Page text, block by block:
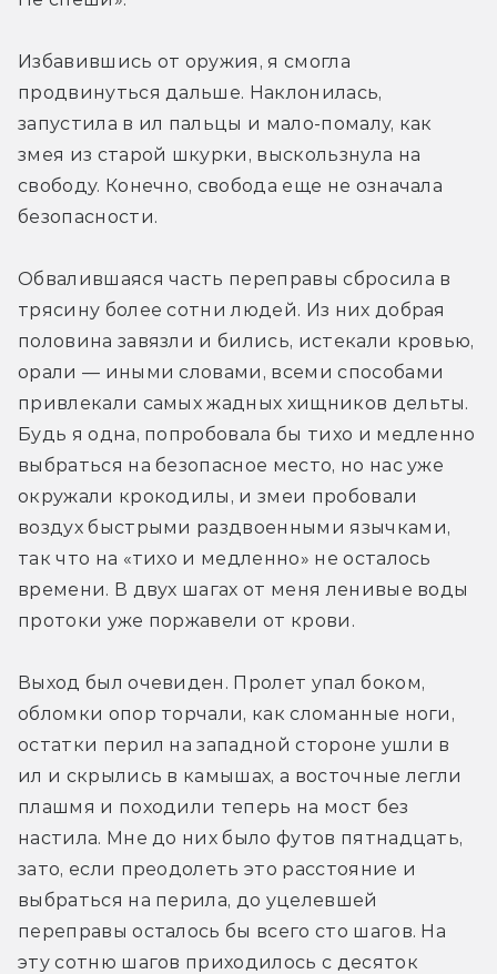
Избавившись от оружия, я смогла
продвинуться дальше. Наклонилась,
запустила в ил пальцы и мало-помалу, как
змея из старой шкурки, выскользнула на
свободу. Конечно, свобода еще не означала
безопасности.
Обвалившаяся часть переправы сбросила в
трясину более сотни людей. Из них добрая
половина завязли и бились, истекали кровью,
орали — иными словами, всеми способами
привлекали самых жадных хищников дельты.
Будь я одна, попробовала бы тихо и медленно
выбраться на безопасное место, но нас уже
окружали крокодилы, и змеи пробовали
воздух быстрыми раздвоенными язычками,
так что на «тихо и медленно» не осталось
времени. В двух шагах от меня ленивые воды
протоки уже поржавели от крови.
Выход был очевиден. Пролет упал боком,
обломки опор торчали, как сломанные ноги,
остатки перил на западной стороне ушли в
ил и скрылись в камышах, а восточные легли
плашмя и походили теперь на мост без
настила. Мне до них было футов пятнадцать,
зато, если преодолеть это расстояние и
выбраться на перила, до уцелевшей
переправы осталось бы всего сто шагов. На
эту сотню шагов приходилось с десяток